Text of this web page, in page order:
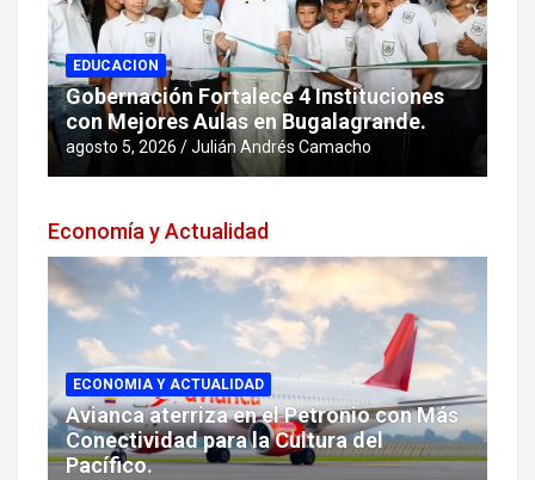
EDUCACION
Gobernación Fortalece 4 Instituciones
con Mejores Aulas en Bugalagrande.
agosto 5, 2026 Julián Andrés Camacho
Economía y Actualidad
ECONOMIA Y ACTUALIDAD
Avianca aterriza en el Petronio con Más
Conectividad para la Cultura del
Pacífico.